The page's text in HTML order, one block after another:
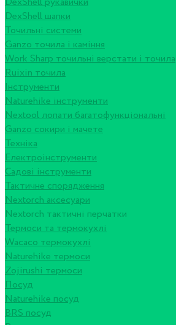
DexShell шапки
Точильні системи
Ganzo точила і каміння
Work Sharp точильні верстати і точила
Ruixin точила
Інструменти
Naturehike інструменти
Nextool лопати багатофункціональні
Ganzo сокири і мачете
Техніка
Електроінструменти
Садові інструменти
Тактичне спорядження
Nextorch аксесуари
Nextorch тактичні перчатки
Термоси та термокухлі
Wacaco термокухлі
Naturehike термоси
Zojirushi термоси
Посуд
Naturehike посуд
BRS посуд